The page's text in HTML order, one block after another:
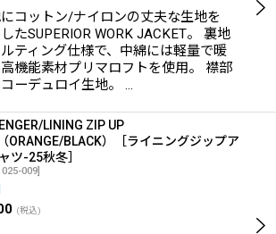
コットン/ナイロンの丈夫な生地を
たSUPERIOR WORK JACKET。 裏地
ティング仕様で、中綿には軽量で暖
機能素材プリマロフトを使用。 襟部
ーデュロイ生地。 …
LINING ZIP UP
ORANGE/BLACK）［ライニングジップア
ツ-25秋冬］
009]
(税込)